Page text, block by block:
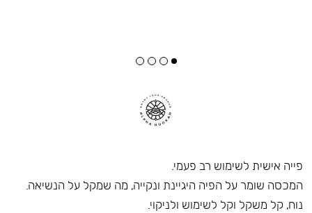
פייה אישית לשימוש רב פעמי.
המכסה שומר על הפיה היגיינת ונקייה, מה שמקל על הנשיאה.
נוח, קל משקל וקל לשימוש ולניקוי.